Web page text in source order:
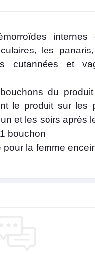
les
cutannées et
du
le produit sur les
et les soirs après
bouchon
la femme